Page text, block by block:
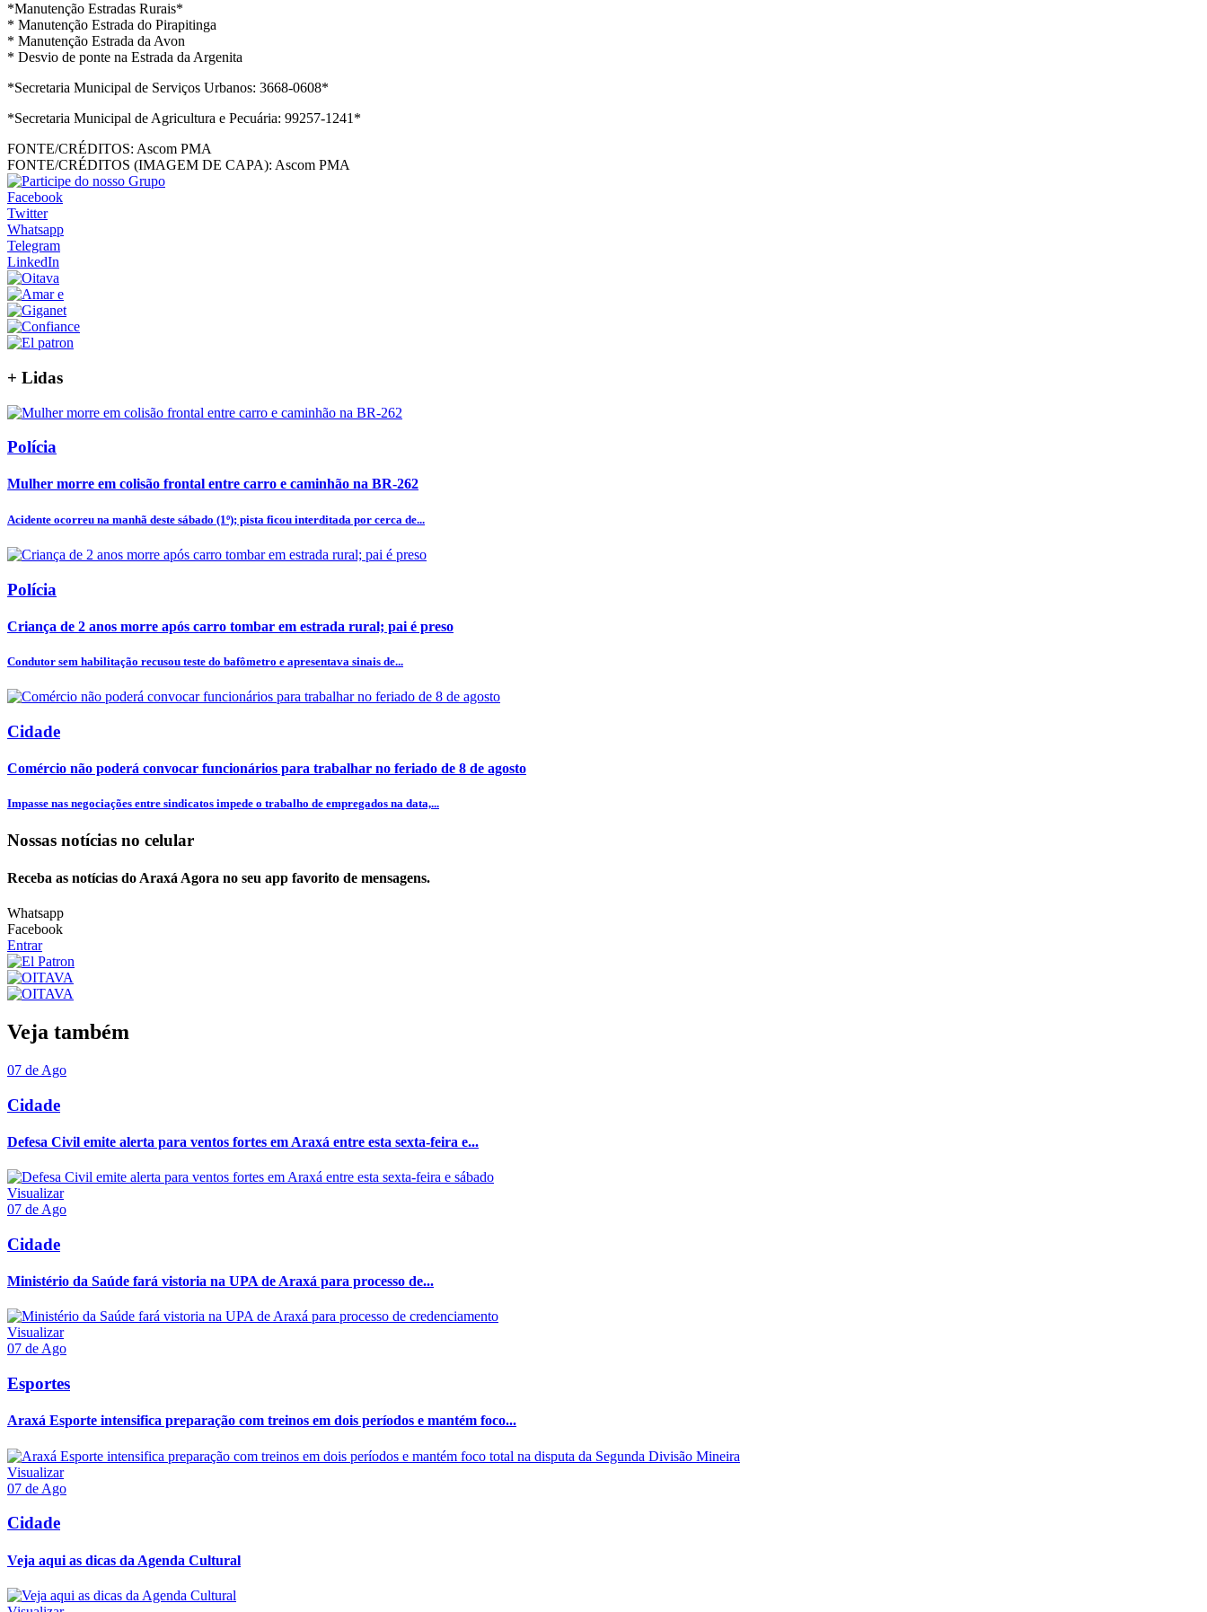
*Manutenção Estradas Rurais*
* Manutenção Estrada do Pirapitinga
* ⁠Manutenção Estrada da Avon
* ⁠Desvio de ponte na Estrada da Argenita
*Secretaria Municipal de Serviços Urbanos: 3668-0608*
*Secretaria Municipal de Agricultura e Pecuária: 99257-1241*
FONTE/CRÉDITOS: Ascom PMA
FONTE/CRÉDITOS (IMAGEM DE CAPA): Ascom PMA
Facebook
Twitter
Whatsapp
Telegram
LinkedIn
+ Lidas
Polícia
Mulher morre em colisão frontal entre carro e caminhão na BR-262
Acidente ocorreu na manhã deste sábado (1º); pista ficou interditada por cerca de...
Polícia
Criança de 2 anos morre após carro tombar em estrada rural; pai é preso
Condutor sem habilitação recusou teste do bafômetro e apresentava sinais de...
Cidade
Comércio não poderá convocar funcionários para trabalhar no feriado de 8 de agosto
Impasse nas negociações entre sindicatos impede o trabalho de empregados na data,...
Nossas notícias no celular
Receba as notícias do Araxá Agora no seu app favorito de mensagens.
Whatsapp
Facebook
Entrar
Veja também
07 de Ago
Cidade
Defesa Civil emite alerta para ventos fortes em Araxá entre esta sexta-feira e...
Visualizar
07 de Ago
Cidade
Ministério da Saúde fará vistoria na UPA de Araxá para processo de...
Visualizar
07 de Ago
Esportes
Araxá Esporte intensifica preparação com treinos em dois períodos e mantém foco...
Visualizar
07 de Ago
Cidade
Veja aqui as dicas da Agenda Cultural